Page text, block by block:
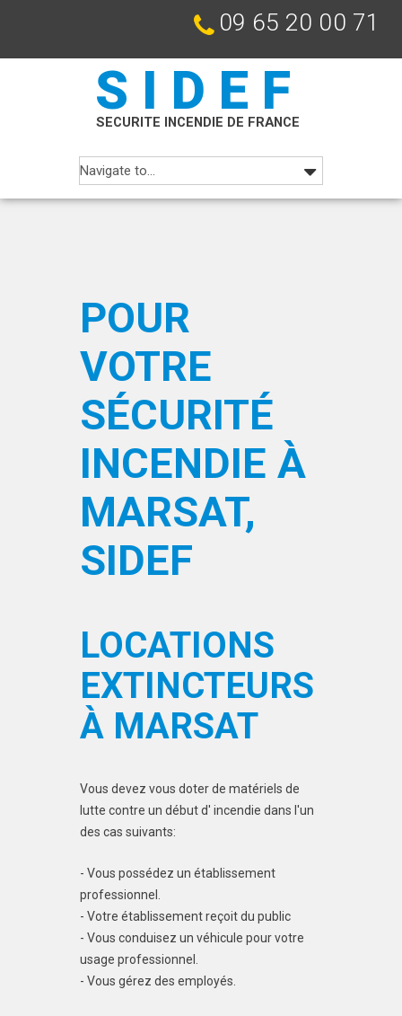
09 65 20 00 71
SIDEF
SECURITE INCENDIE DE FRANCE
POUR
VOTRE
SÉCURITÉ
INCENDIE À
MARSAT,
SIDEF
LOCATIONS
EXTINCTEURS
À MARSAT
Vous devez vous doter de matériels de
lutte contre un début d' incendie dans l'un
des cas suivants:
- Vous possédez un établissement
professionnel.
- Votre établissement reçoit du public
- Vous conduisez un véhicule pour votre
usage professionnel.
- Vous gérez des employés.